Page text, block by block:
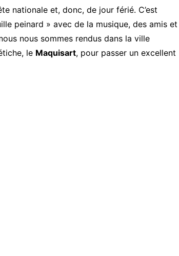
nationale et, donc, de jour férié. C’est
peinard » avec de la musique, des amis et
nous sommes rendus dans la ville
le Maquisart, pour passer un excellent